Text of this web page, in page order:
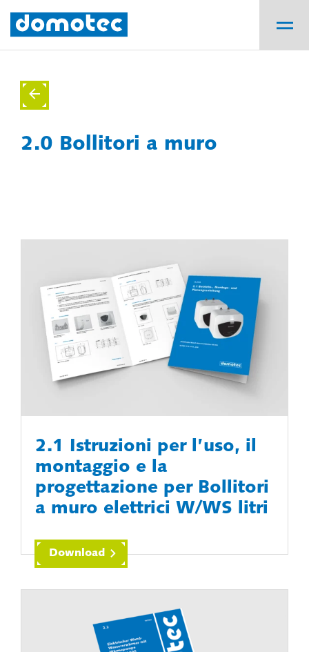
2.0 Bollitori a muro
2.1 Istruzioni per l’uso, il
montaggio e la
progettazione per Bollitori
a muro elettrici W/WS litri
Download